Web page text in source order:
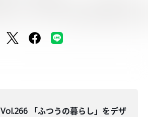
Vol.266 「ふつうの暮らし」をデザ